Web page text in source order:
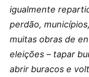
igualmente
perdão,
muitas obras de
eleições – tapar
abrir buracos e